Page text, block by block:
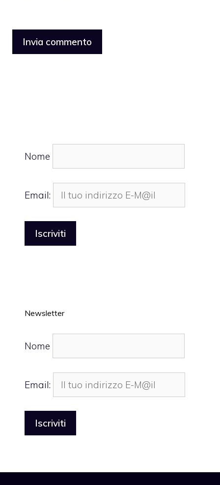
Nome
Email:
Newsletter
Nome
Email: